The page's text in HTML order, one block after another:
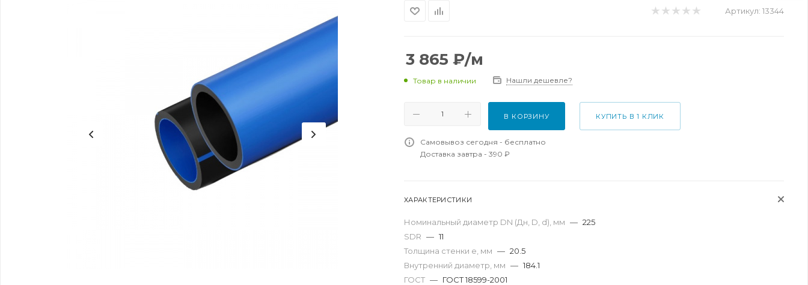
Артикул: 13344
3 865 ₽/м
Товар в наличии Нашли дешевле?
В КОРЗИНУ КУПИТЬ В 1 КЛИК
Самовывоз сегодня - бесплатно
Доставка завтра - 390 ₽
ХАРАКТЕРИСТИКИ
Номинальный диаметр DN (Дн, D, d), мм — 225
SDR — 11
Толщина стенки e, мм — 20.5
Внутренний диаметр, мм — 184.1
ГОСТ — ГОСТ 18599-2001